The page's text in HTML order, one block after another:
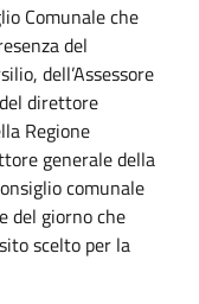
Comunale che
del
dell’Assessore
direttore
Regione
generale della
comunale
del giorno che
scelto per la